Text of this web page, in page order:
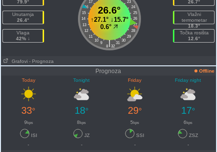
79.9°
Unutarnja
26.4°
Vlaga
42% ↓
17
23
16
24
15
25
14
26
13
27
12
28
11
29
10
30
9 31
|
8 32
26.6°
↑27.1°↓15.7°
0.6°
26.7°
Vlažni
termometar
18.3°
Točka rosišta
12.6°
Grafovi - Prognoza
Prognoza
Offline
Today
Tonight Friday Friday night
33° 18° 29° 17°
9kps 8kps 5kps 6kps
ISI JZ SSI
ZSZ
-
- -
-